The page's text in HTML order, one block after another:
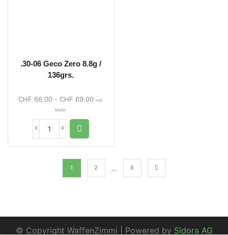
.30-06 Geco Zero 8.8g /
136grs.
CHF 66.00 - CHF 69.00 inkl.
MwSt.
1 2 … 6
© Copyright WaffenZimmi | Powered by Sidora AG